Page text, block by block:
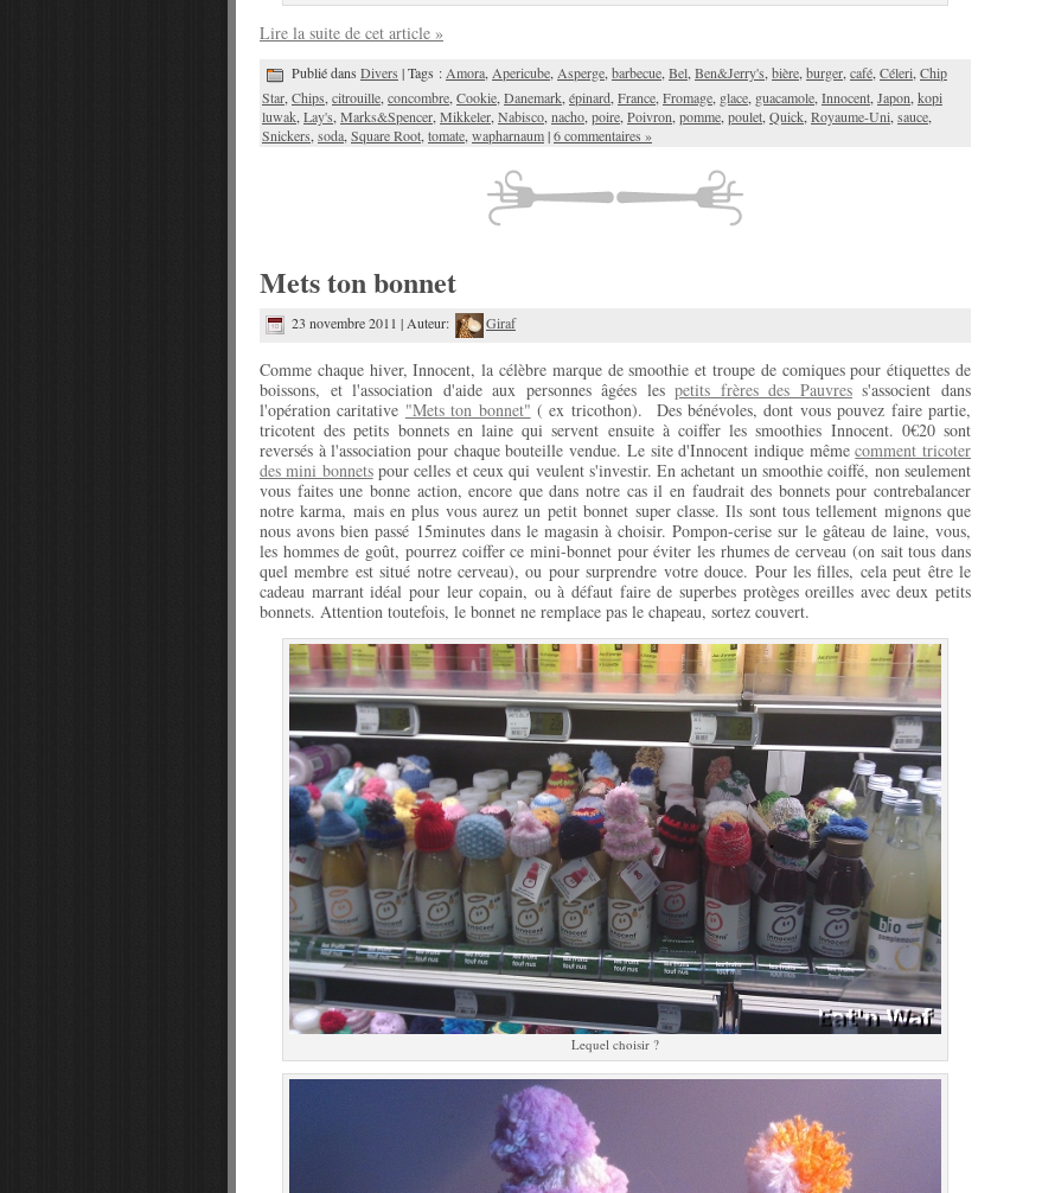
Lire la suite de cet article »
Publié dans Divers | Tags : Amora Apericube Asperge barbecue Bel Ben&Jerry's bière burger café Céleri Chip
Star,Chips,citrouille,concombre,Cookie,Danemark,épinard,France,Fromage, glace, guacamole,Innocent,Japon,kopi
luwak,Lay's,Marks&Spencer,Mikkeler,Nabisco,nacho,poire,Poivron,pomme,poulet,Quick,Royaume-Uni,sauce,
Snickers,soda,Square Root,tomate,wapharnaum|6 commentaires »
Mets ton bonnet
23 novembre 2011 | Auteur: Giraf
Comme chaque hiver, Innocent, la célèbre marque de smoothie et troupe de comiques pour étiquettes de
boissons, et l'association d'aide aux personnes âgées lespetits frères des Pauvress'associent dans
l'opération caritative "Mets ton bonnet" ( ex tricothon). Des bénévoles, dont vous pouvez faire partie,
tricotent des petits bonnets en laine qui servent ensuite à coiffer les smoothies Innocent. 0€20 sont
reversés à l'association pour chaque bouteille vendue. Le site d'Innocent indique mêmecomment tricoter
des mini bonnetspour celles et ceux qui veulent s'investir. En achetant un smoothie coiffé, non seulement
vous faites une bonne action, encore que dans notre cas il en faudrait des bonnets pour contrebalancer
notre karma, mais en plus vous aurez un petit bonnet super classe. Ils sont tous tellement mignons que
nous avons bien passé 15minutes dans le magasin à choisir. Pompon-cerise sur le gâteau de laine, vous,
les hommes de goût, pourrez coiffer ce mini-bonnet pour éviter les rhumes de cerveau (on sait tous dans
quel membre est situé notre cerveau), ou pour surprendre votre douce. Pour les filles, cela peut être le
cadeau marrant idéal pour leur copain, ou à défaut faire de superbes protèges oreilles avec deux petits
bonnets. Attention toutefois, le bonnet ne remplace pas le chapeau, sortez couvert.
Lequel choisir ?